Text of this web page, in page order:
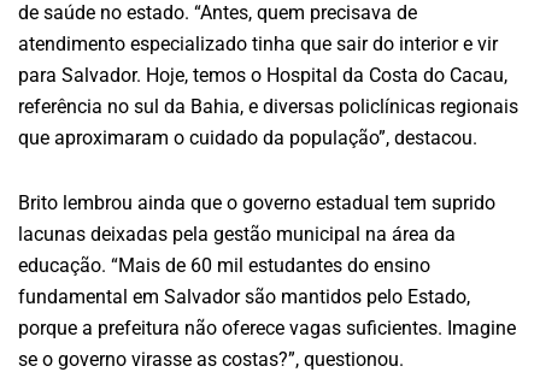
de saúde no estado. “Antes, quem precisava de
atendimento especializado tinha que sair do interior e vir
para Salvador. Hoje, temos o Hospital da Costa do Cacau,
referência no sul da Bahia, e diversas policlínicas regionais
que aproximaram o cuidado da população”, destacou.
Brito lembrou ainda que o governo estadual tem suprido
lacunas deixadas pela gestão municipal na área da
educação. “Mais de 60 mil estudantes do ensino
fundamental em Salvador são mantidos pelo Estado,
porque a prefeitura não oferece vagas suficientes. Imagine
se o governo virasse as costas?”, questionou.